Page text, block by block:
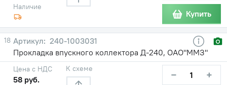
Наличие
Купить
18
240-1003031
Прокладка впускного коллектора Д-240, ОАО"ММЗ"
Цена с НДС
58 руб.
К схеме − +